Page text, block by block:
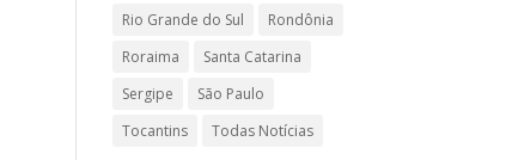
Rio Grande do Sul
Rondônia
Roraima
Santa Catarina
Sergipe
São Paulo
Tocantins
Todas Notícias